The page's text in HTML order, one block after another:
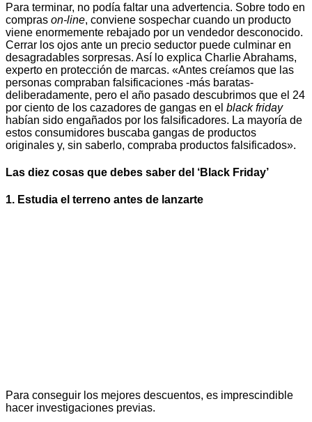
Para terminar, no podía faltar una advertencia. Sobre todo en
compras on-line, conviene sospechar cuando un producto
viene enormemente rebajado por un vendedor desconocido.
Cerrar los ojos ante un precio seductor puede culminar en
desagradables sorpresas. Así lo explica Charlie Abrahams,
experto en protección de marcas. «Antes creíamos que las
personas compraban falsificaciones -más baratas-
deliberadamente, pero el año pasado descubrimos que el 24
por ciento de los cazadores de gangas en el black friday
habían sido engañados por los falsificadores. La mayoría de
estos consumidores buscaba gangas de productos
originales y, sin saberlo, compraba productos falsificados».
Las diez cosas que debes saber del ‘Black Friday’
1. Estudia el terreno antes de lanzarte
Para conseguir los mejores descuentos, es imprescindible
hacer investigaciones previas.